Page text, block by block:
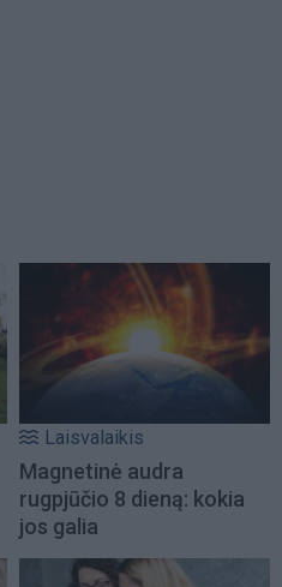
Laisvalaikis
Magnetinė audra
rugpjūčio 8 dieną: kokia
jos galia